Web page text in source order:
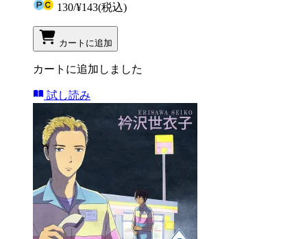
130/¥143(税込)
カートに追加
カートに追加しました
試し読み